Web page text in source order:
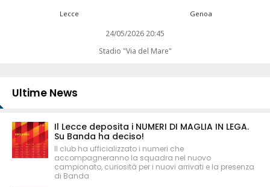
Lecce Genoa
24/05/2026 20:45
Stadio "Via del Mare"
Ultime News
Il Lecce deposita i NUMERI DI MAGLIA IN LEGA.
Su Banda ha deciso!
Il club ha ufficializzato i numeri che
accompagneranno la squadra nel nuovo
campionato, curiosità per i nuovi arrivati e la presenza
di Banda